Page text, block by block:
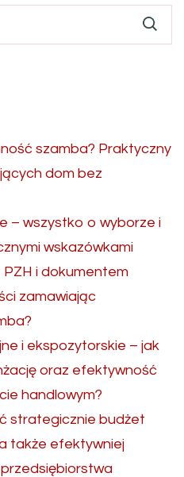
szamba? Praktyczny
dom bez
– wszystko o wyborze i
wskazówkami
i dokumentem
zamawiając
i ekspozytorskie – jak
oraz efektywność
handlowym?
strategicznie budżet
także efektywniej